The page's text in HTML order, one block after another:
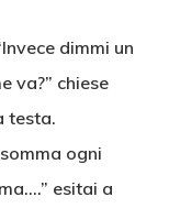
dimmi un
va?” chiese
testa.
ogni
esitai a